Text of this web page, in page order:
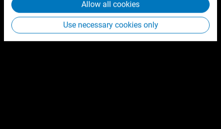
Allow all cookies
Use necessary cookies only